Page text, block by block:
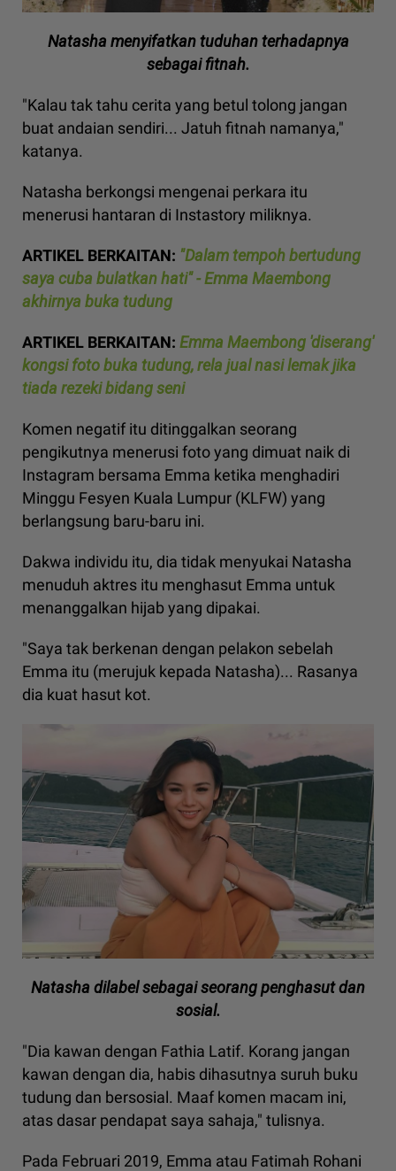
Natasha menyifatkan tuduhan terhadapnya
sebagai fitnah.
"Kalau tak tahu cerita yang betul tolong jangan
buat andaian sendiri... Jatuh fitnah namanya,"
katanya.
Natasha berkongsi mengenai perkara itu
menerusi hantaran di Instastory miliknya.
ARTIKEL BERKAITAN: "Dalam tempoh bertudung
saya cuba bulatkan hati" - Emma Maembong
akhirnya buka tudung
ARTIKEL BERKAITAN: Emma Maembong 'diserang'
kongsi foto buka tudung, rela jual nasi lemak jika
tiada rezeki bidang seni
Komen negatif itu ditinggalkan seorang
pengikutnya menerusi foto yang dimuat naik di
Instagram bersama Emma ketika menghadiri
Minggu Fesyen Kuala Lumpur (KLFW) yang
berlangsung baru-baru ini.
Dakwa individu itu, dia tidak menyukai Natasha
menuduh aktres itu menghasut Emma untuk
menanggalkan hijab yang dipakai.
"Saya tak berkenan dengan pelakon sebelah
Emma itu (merujuk kepada Natasha)... Rasanya
dia kuat hasut kot.
Natasha dilabel sebagai seorang penghasut dan
sosial.
"Dia kawan dengan Fathia Latif. Korang jangan
kawan dengan dia, habis dihasutnya suruh buku
tudung dan bersosial. Maaf komen macam ini,
atas dasar pendapat saya sahaja," tulisnya.
Pada Februari 2019, Emma atau Fatimah Rohani